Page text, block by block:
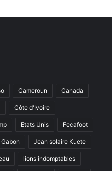
Cameroun Canada
Côte d'Ivoire
Etats Unis Fecafoot
Gabon Jean solaire Kuete
lions indomptables